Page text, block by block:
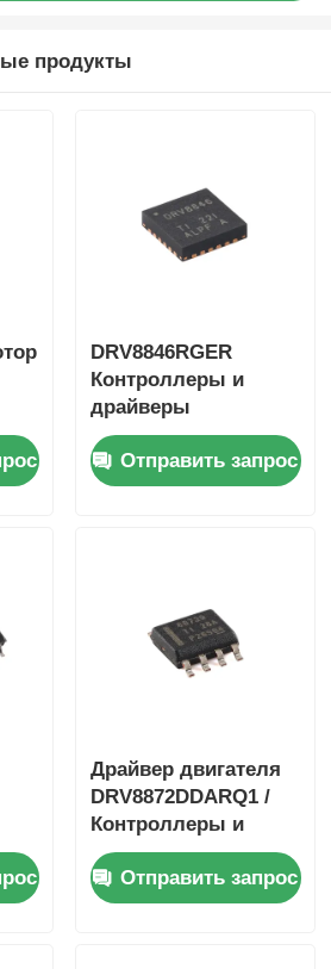
продукты
A
DRV8846RGER
Контроллеры и
драйверы
двигателей /
движения /
зажигания 1,4А
Отправить запрос
Драйвер двигателя
DRV8872DDARQ1 /
Контроллеры и
драйверы
двигателей / систем
зажигания 3.6A
Отправить запрос